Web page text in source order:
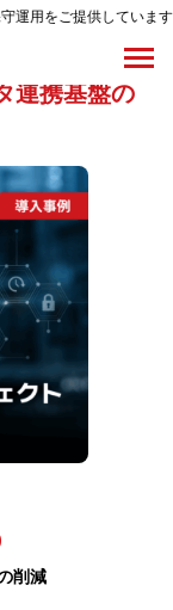
しています。
連携基盤の
削減